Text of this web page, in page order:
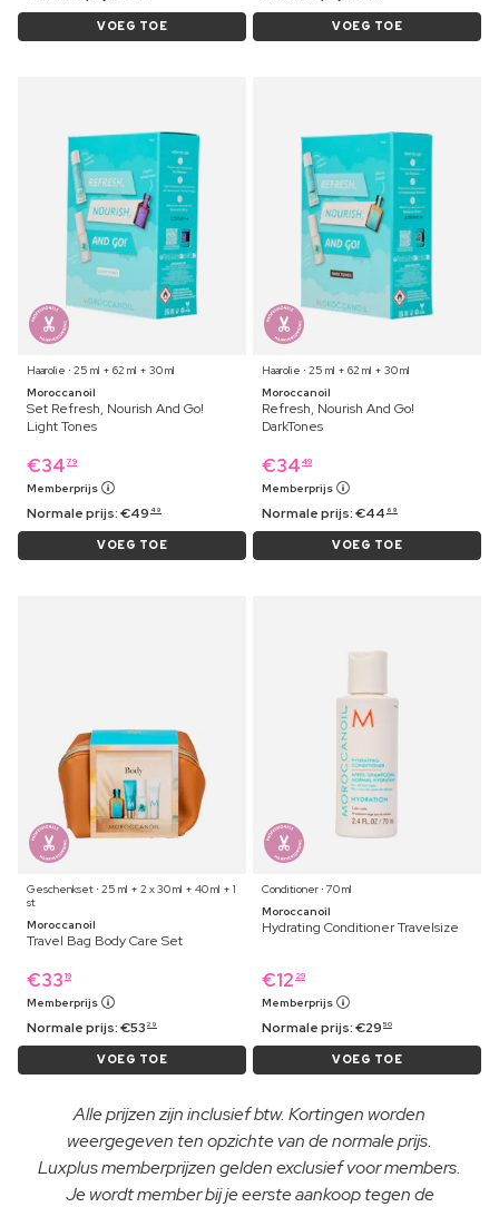
VOEG TOE VOEG TOE
Haarolie ⋅ 25 ml + 62 ml + 30 ml
Moroccanoil
Set Refresh, Nourish And Go!
Light Tones
€34 79
Memberprijs
Normale prijs:€49 49
VOEG TOE
Haarolie ⋅ 25 ml + 62 ml + 30 ml
Moroccanoil
Refresh, Nourish And Go!
DarkTones
€34 49
Memberprijs
Normale prijs:€44 69
VOEG TOE
Geschenkset ⋅ 25 ml + 2 x 30 ml + 40 ml + 1
st
Moroccanoil
Travel Bag Body Care Set
€33 19
Memberprijs
Normale prijs:€53 29
VOEG TOE
Conditioner ⋅ 70 ml
Moroccanoil
Hydrating Conditioner Travelsize
€12 29
Memberprijs
Normale prijs:€29 50
VOEG TOE
Alle prijzen zijn inclusief btw. Kortingen worden
weergegeven ten opzichte van de normale prijs.
Luxplus memberprijzen gelden exclusief voor members.
Je wordt member bij je eerste aankoop tegen de